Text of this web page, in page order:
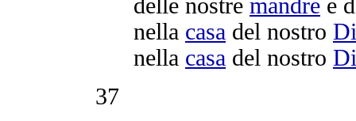
delle nostre mandre e
nella casa del nostro
nella casa del nostro
37